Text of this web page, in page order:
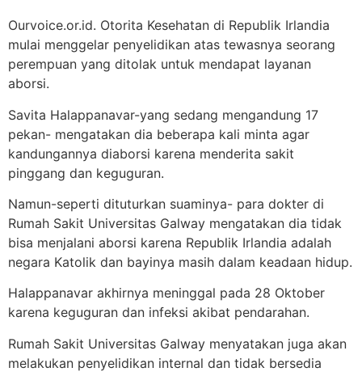
Ourvoice.or.id. Otorita Kesehatan di Republik Irlandia
mulai menggelar penyelidikan atas tewasnya seorang
perempuan yang ditolak untuk mendapat layanan
aborsi.
Savita Halappanavar-yang sedang mengandung 17
pekan- mengatakan dia beberapa kali minta agar
kandungannya diaborsi karena menderita sakit
pinggang dan keguguran.
Namun-seperti dituturkan suaminya- para dokter di
Rumah Sakit Universitas Galway mengatakan dia tidak
bisa menjalani aborsi karena Republik Irlandia adalah
negara Katolik dan bayinya masih dalam keadaan hidup.
Halappanavar akhirnya meninggal pada 28 Oktober
karena keguguran dan infeksi akibat pendarahan.
Rumah Sakit Universitas Galway menyatakan juga akan
melakukan penyelidikan internal dan tidak bersedia